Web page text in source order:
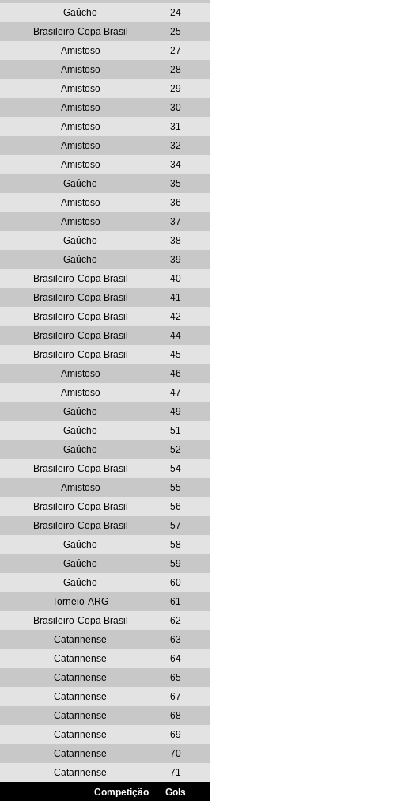
Gaúcho
24
Brasileiro-Copa Brasil
25
Amistoso
27
Amistoso
28
Amistoso
29
Amistoso
30
Amistoso
31
Amistoso
32
Amistoso
34
Gaúcho
35
Amistoso
36
Amistoso
37
Gaúcho
38
Gaúcho
39
Brasileiro-Copa Brasil
40
Brasileiro-Copa Brasil
41
Brasileiro-Copa Brasil
42
Brasileiro-Copa Brasil
44
Brasileiro-Copa Brasil
45
Amistoso
46
Amistoso
47
Gaúcho
49
Gaúcho
51
Gaúcho
52
Brasileiro-Copa Brasil
54
Amistoso
55
Brasileiro-Copa Brasil
56
Brasileiro-Copa Brasil
57
Gaúcho
58
Gaúcho
59
Gaúcho
60
Torneio-ARG
61
Brasileiro-Copa Brasil
62
Catarinense
63
Catarinense
64
Catarinense
65
Catarinense
67
Catarinense
68
Catarinense
69
Catarinense
70
Catarinense
71
Competição Gols